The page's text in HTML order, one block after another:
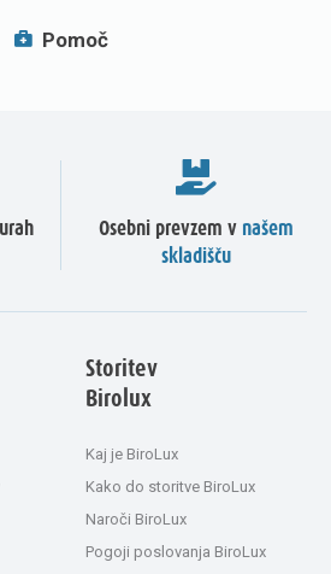
Pomoč
Osebni prevzem v našem
skladišču
Storitev
Birolux
Kaj je BiroLux
Kako do storitve BiroLux
Naroči BiroLux
Pogoji poslovanja BiroLux